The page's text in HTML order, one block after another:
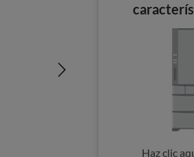
Haz clic